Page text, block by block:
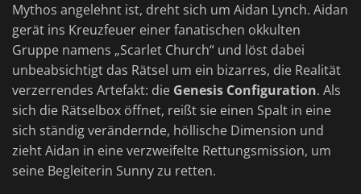
Mythos angelehnt ist, dreht sich um Aidan Lynch. Aidan
gerät ins Kreuzfeuer einer fanatischen okkulten
Gruppe namens „Scarlet Church“ und löst dabei
unbeabsichtigt das Rätsel um ein bizarres, die Realität
verzerrendes Artefakt: die Genesis Configuration. Als
sich die Rätselbox öffnet, reißt sie einen Spalt in eine
sich ständig verändernde, höllische Dimension und
zieht Aidan in eine verzweifelte Rettungsmission, um
seine Begleiterin Sunny zu retten.